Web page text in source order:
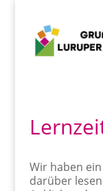
Wir haben
darüber